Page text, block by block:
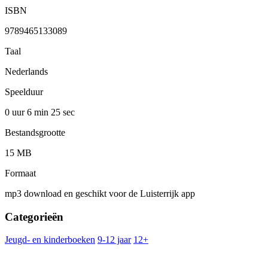
ISBN
9789465133089
Taal
Nederlands
Speelduur
0 uur 6 min 25 sec
Bestandsgrootte
15 MB
Formaat
mp3 download en geschikt voor de Luisterrijk app
Categorieën
Jeugd- en kinderboeken 9-12 jaar 12+